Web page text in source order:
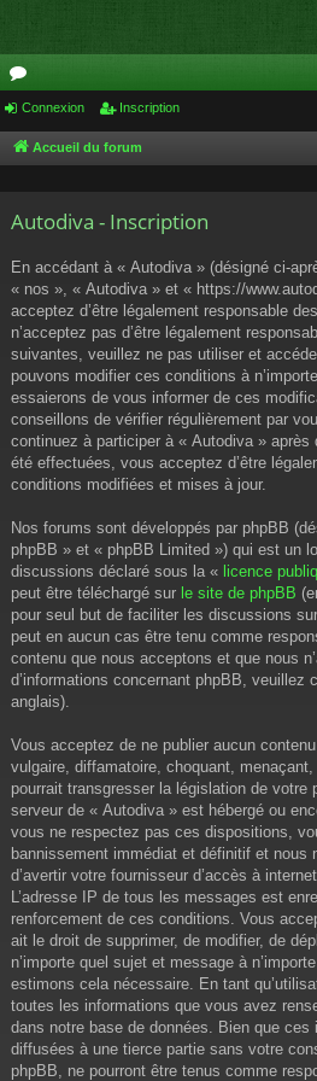
or
u
s
Connexion Inscription
Accueil du forum
Autodiva - Inscription
En accédant à « Autodiva » (désigné ci-
« nos », « Autodiva » et « https://
acceptez d’être légalement responsable
n’acceptez pas d’être légalement
suivantes, veuillez ne pas utiliser et
pouvons modifier ces conditions à
essaierons de vous informer de ces
conseillons de vérifier régulièrement par
continuez à participer à « Autodiva »
été effectuées, vous acceptez d’être
conditions modifiées et mises à jour.
Nos forums sont développés par phpBB
phpBB » et « phpBB Limited ») qui est un
discussions déclaré sous la « licence
peut être téléchargé sur le site de phpBB
pour seul but de faciliter les discussions
peut en aucun cas être tenu comme
contenu que nous acceptons et que nous
d’informations concernant phpBB, veuillez
anglais).
Vous acceptez de ne publier aucun
vulgaire, diffamatoire, choquant,
pourrait transgresser la législation de votre
serveur de « Autodiva » est hébergé ou
vous ne respectez pas ces dispositions,
bannissement immédiat et définitif et nous
d’avertir votre fournisseur d’accès à
L’adresse IP de tous les messages est
renforcement de ces conditions. Vous
ait le droit de supprimer, de modifier, de
n’importe quel sujet et message à
estimons cela nécessaire. En tant
toutes les informations que vous avez
dans notre base de données. Bien que ces
diffusées à une tierce partie sans votre
phpBB, ne pourront être tenus comme